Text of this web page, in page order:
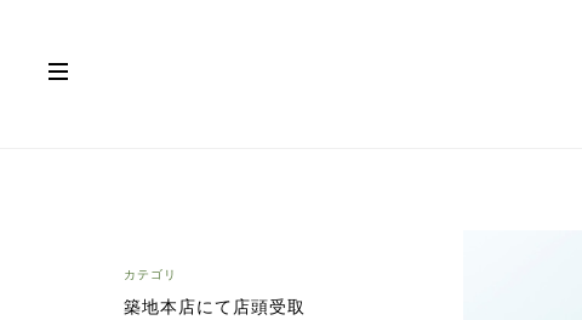
カテゴリ
築地本店にて店頭受取